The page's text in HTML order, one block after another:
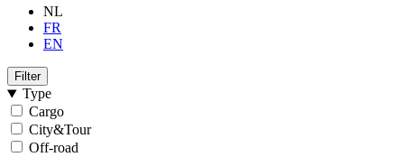
NL
FR
EN
Filter
Type
Cargo
City&Tour
Off-road